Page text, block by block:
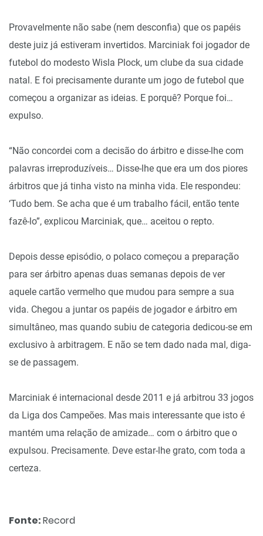
Provavelmente não sabe (nem desconfia) que os papéis
deste juiz já estiveram invertidos. Marciniak foi jogador de
futebol do modesto Wisla Plock, um clube da sua cidade
natal. E foi precisamente durante um jogo de futebol que
começou a organizar as ideias. E porquê? Porque foi…
expulso.
“Não concordei com a decisão do árbitro e disse-lhe com
palavras irreproduzíveis… Disse-lhe que era um dos piores
árbitros que já tinha visto na minha vida. Ele respondeu:
‘Tudo bem. Se acha que é um trabalho fácil, então tente
fazê-lo”, explicou Marciniak, que… aceitou o repto.
Depois desse episódio, o polaco começou a preparação
para ser árbitro apenas duas semanas depois de ver
aquele cartão vermelho que mudou para sempre a sua
vida. Chegou a juntar os papéis de jogador e árbitro em
simultâneo, mas quando subiu de categoria dedicou-se em
exclusivo à arbitragem. E não se tem dado nada mal, diga-
se de passagem.
Marciniak é internacional desde 2011 e já arbitrou 33 jogos
da Liga dos Campeões. Mas mais interessante que isto é
mantém uma relação de amizade… com o árbitro que o
expulsou. Precisamente. Deve estar-lhe grato, com toda a
certeza.
Fonte:Record